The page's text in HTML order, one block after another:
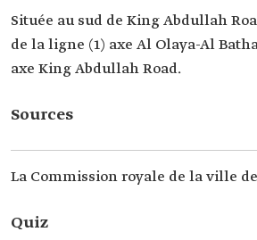
Située au sud de King Abdullah
de la ligne (1) axe Al Olaya-Al
axe King Abdullah Road.
Sources
La Commission royale de la ville
Quiz